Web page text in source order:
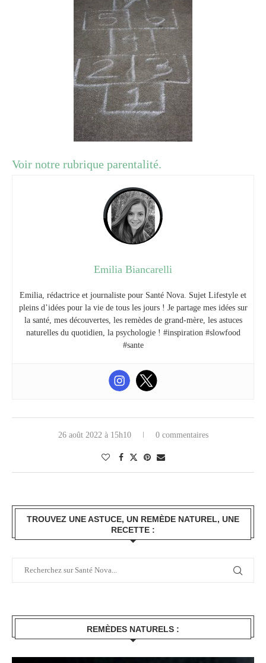
Voir notre rubrique parentalité.
Emilia Biancarelli
Emilia, rédactrice et journaliste pour Santé Nova. Sujet Lifestyle et
pleins d’idées pour la vie de tous les jours ! Je partage mes idées sur
la santé, mes découvertes, les remèdes de grand-mère, les astuces
naturelles du quotidien, la psychologie ! #inspiration #slowfood
#sante
26 août 2022 à 15h10 0 commentaires
TROUVEZ UNE ASTUCE, UN REMÈDE NATUREL, UNE
RECETTE :
REMÈDES NATURELS :